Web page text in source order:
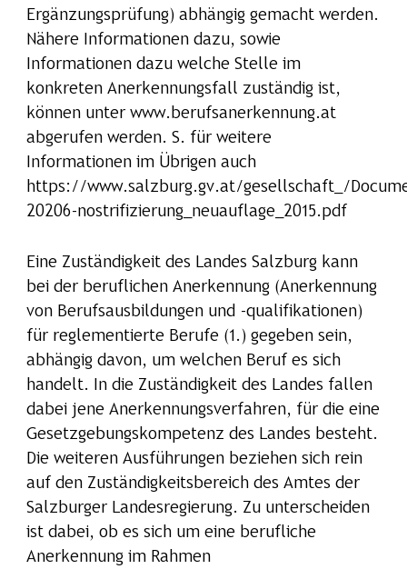
Ergänzungsprüfung) abhängig gemacht werden.
Nähere Informationen dazu, sowie
Informationen dazu welche Stelle im
konkreten Anerkennungsfall zuständig ist,
können unter www.berufsanerkennung.at
abgerufen werden. S. für weitere
Informationen im Übrigen auch
https://www.salzburg.gv.at/gesellschaft_/
20206-nostrifizierung_neuauflage_2015.pdf
Eine Zuständigkeit des Landes Salzburg kann
bei der beruflichen Anerkennung (Anerkennung
von Berufsausbildungen und -qualifikationen)
für reglementierte Berufe (1.) gegeben sein,
abhängig davon, um welchen Beruf es sich
handelt. In die Zuständigkeit des Landes fallen
dabei jene Anerkennungsverfahren, für die eine
Gesetzgebungskompetenz des Landes besteht.
Die weiteren Ausführungen beziehen sich rein
auf den Zuständigkeitsbereich des Amtes der
Salzburger Landesregierung. Zu unterscheiden
ist dabei, ob es sich um eine berufliche
Anerkennung im Rahmen